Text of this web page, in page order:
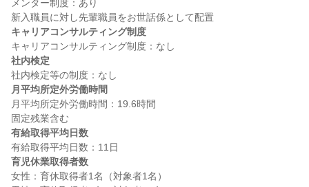
メンター制度：あり
キャリアコンサルティング制度
社内検定
月平均所定外労働時間
月平均所定外労働時間：19.6時間
有給取得平均日数
育児休業取得者数
女性：育休取得者1名（対象者1名）